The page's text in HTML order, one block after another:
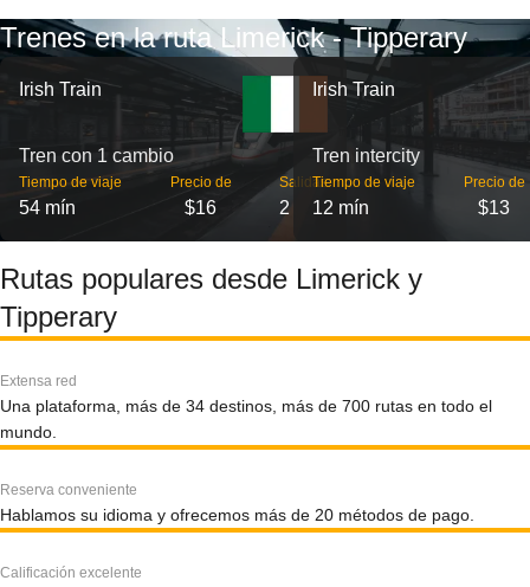
Trenes en la ruta Limerick - Tipperary
Irish Train
Tren con 1 cambio
Tiempo de viaje
54 mín
Precio de
$16
Salidas
2
Irish Train
Tren intercity
Tiempo de viaje
12 mín
Precio de
$13
Rutas populares desde Limerick y
Tipperary
Extensa red
Una plataforma, más de 34 destinos, más de 700 rutas en todo el
mundo.
Reserva conveniente
Hablamos su idioma y ofrecemos más de 20 métodos de pago.
Calificación excelente